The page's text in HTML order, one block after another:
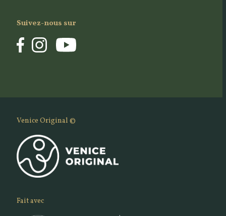
Suivez-nous sur
Venice Original ©
Fait avec